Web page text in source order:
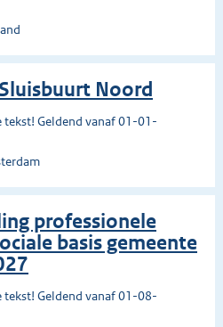
Noord
tekst! Geldend vanaf 01-01-
professionele
basis gemeente
tekst! Geldend vanaf 01-08-